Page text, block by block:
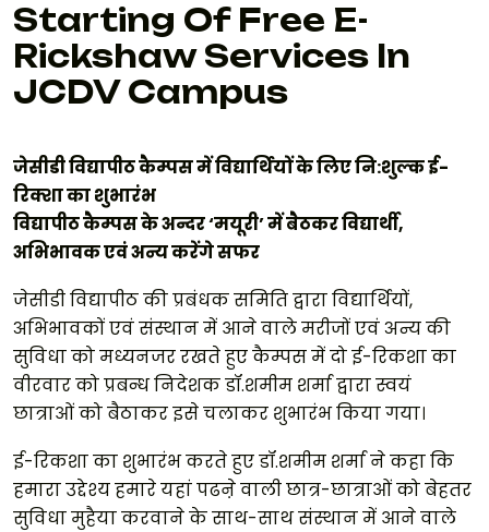
Starting Of Free E-
Rickshaw Services In
JCDV Campus
जेसीडी विद्यापीठ कैम्पस में विद्यार्थियों के लिए नि:शुल्क ई-
रिक्शा का शुभारंभ
विद्यापीठ कैम्पस के अन्दर ‘मयूरी’ में बैठकर विद्यार्थी,
अभिभावक एवं अन्य करेंगे सफर
जेसीडी विद्यापीठ की प्रबंधक समिति द्वारा विद्यार्थियों,
अभिभावकों एवं संस्थान में आने वाले मरीजों एवं अन्य की
सुविधा को मध्यनजर रखते हुए कैम्पस में दो ई-रिकशा का
वीरवार को प्रबन्ध निदेशक डॉ.शमीम शर्मा द्वारा स्वयं
छात्राओं को बैठाकर इसे चलाकर शुभारंभ किया गया।
ई-रिकशा का शुभारंभ करते हुए डॉ.शमीम शर्मा ने कहा कि
हमारा उद्देश्य हमारे यहां पढऩे वाली छात्र-छात्राओं को बेहतर
सुविधा मुहैया करवाने के साथ-साथ संस्थान में आने वाले